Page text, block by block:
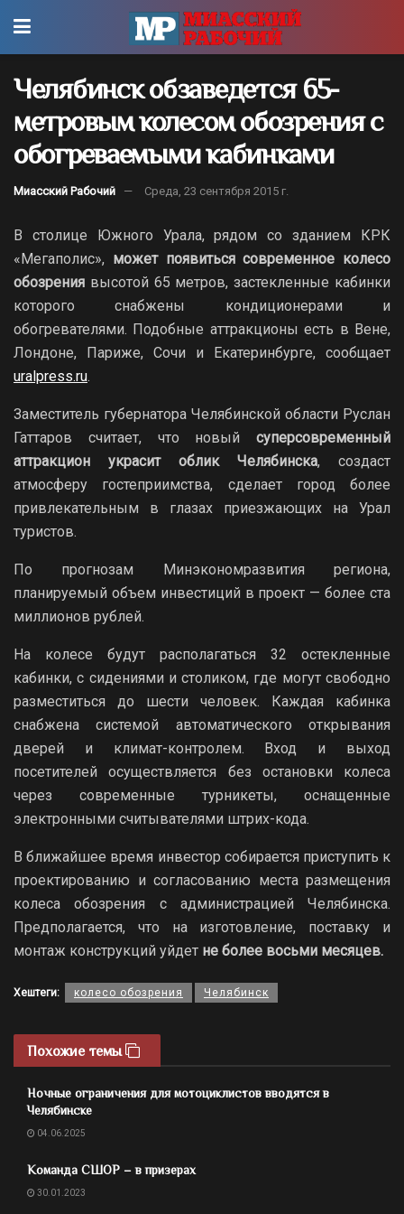
Челябинск обзаведется 65-
метровым колесом обозрения с
обогреваемыми кабинками
Миасский Рабочий Среда, 23 сентября 2015 г.
В столице Южного Урала, рядом со зданием КРК
«Мегаполис», может появиться современное колесо
обозрения высотой 65 метров, застекленные кабинки
которого снабжены кондиционерами и
обогревателями. Подобные аттракционы есть в Вене,
Лондоне, Париже, Сочи и Екатеринбурге, сообщает
uralpress.ru.
Заместитель губернатора Челябинской области Руслан
Гаттаров считает, что новый суперсовременный
аттракцион украсит облик Челябинска, создаст
атмосферу гостеприимства, сделает город более
привлекательным в глазах приезжающих на Урал
туристов.
По прогнозам Минэкономразвития региона,
планируемый объем инвестиций в проект — более ста
миллионов рублей.
На колесе будут располагаться 32 остекленные
кабинки, с сидениями и столиком, где могут свободно
разместиться до шести человек. Каждая кабинка
снабжена системой автоматического открывания
дверей и климат-контролем. Вход и выход
посетителей осуществляется без остановки колеса
через современные турникеты, оснащенные
электронными считывателями штрих-кода.
В ближайшее время инвестор собирается приступить к
проектированию и согласованию места размещения
колеса обозрения с администрацией Челябинска.
Предполагается, что на изготовление, поставку и
монтаж конструкций уйдет не более восьми месяцев.
Хештеги: колесо обозрения Челябинск
Похожие темы
Ночные ограничения для мотоциклистов вводятся в
Челябинске
04.06.2025
Команда СШОР – в призерах
30.01.2023